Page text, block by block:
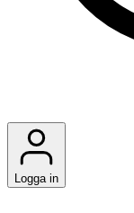
Logga in